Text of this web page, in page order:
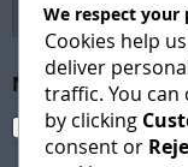
e
w
s
Newsletter
I agree to
We respect your
Cookies help
deliver
traffic. You can
by clicking
consent or